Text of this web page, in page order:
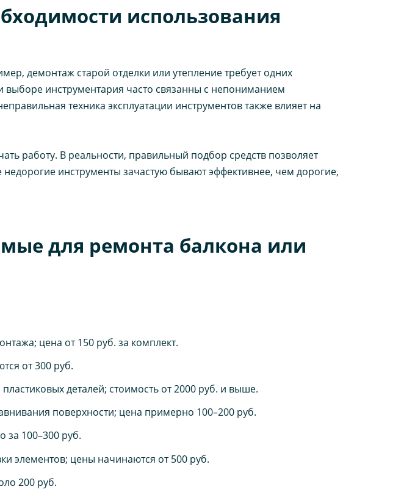
использования
демонтаж старой отделки или утепление требует одних
инструментария часто связанны с непониманием
техника эксплуатации инструментов также влияет на
работу. В реальности, правильный подбор средств позволяет
инструменты зачастую бывают эффективнее, чем дорогие,
для ремонта балкона или
цена от 150 руб. за комплект.
от 300 руб.
деталей; стоимость от 2000 руб. и выше.
поверхности; цена примерно 100–200 руб.
100–300 руб.
элементов; цены начинаются от 500 руб.
200 руб.